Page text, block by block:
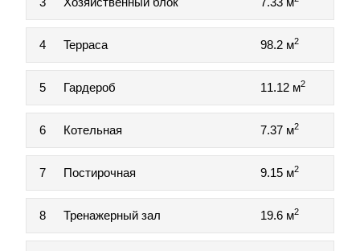
4 Teppaca 98.2 м2
5 Гардероб 11.12 м2
6 Котельная 7.37 м2
7 Постирочная 9.15 м2
8 Тренажерный зал 19.6 м2